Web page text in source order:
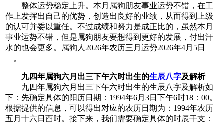
整体运势稳定上升。本月属狗朋友事业运势不错，在工
作上发挥出自己的优势，创造出良好的业绩，从而得到上级
的认可并委以重任。不过成绩和努力是成正比的，虽然本月
事业运势不错，但是属狗朋友要想得到更好的发展，付出汗
水的也会更多。属狗人2026年农历三月运势2026年4月5日
—。
九四年属狗六月出三下午六时出生的生辰八字及解析
九四年属狗六月出三下午六时出生的生辰八字及解析如
下：先确定具体的阳历日期：1994年6月3日下午6时18：00。
根据提供的信息，可以得出对应的农历日期为：1994年农历
五月十六日酉时。接下来，我们需要确定具体的时辰干支：